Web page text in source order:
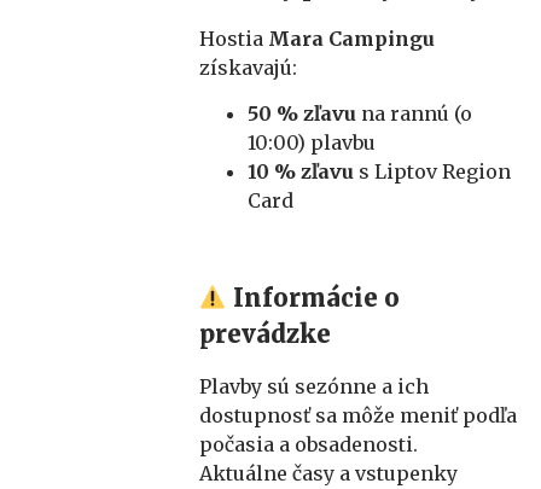
Hostia Mara Campingu
získavajú:
50 % zľavu na rannú (o
10:00) plavbu
10 % zľavu s Liptov Region
Card
Informácie o
prevádzke
Plavby sú sezónne a ich
dostupnosť sa môže meniť podľa
počasia a obsadenosti.
Aktuálne časy a vstupenky